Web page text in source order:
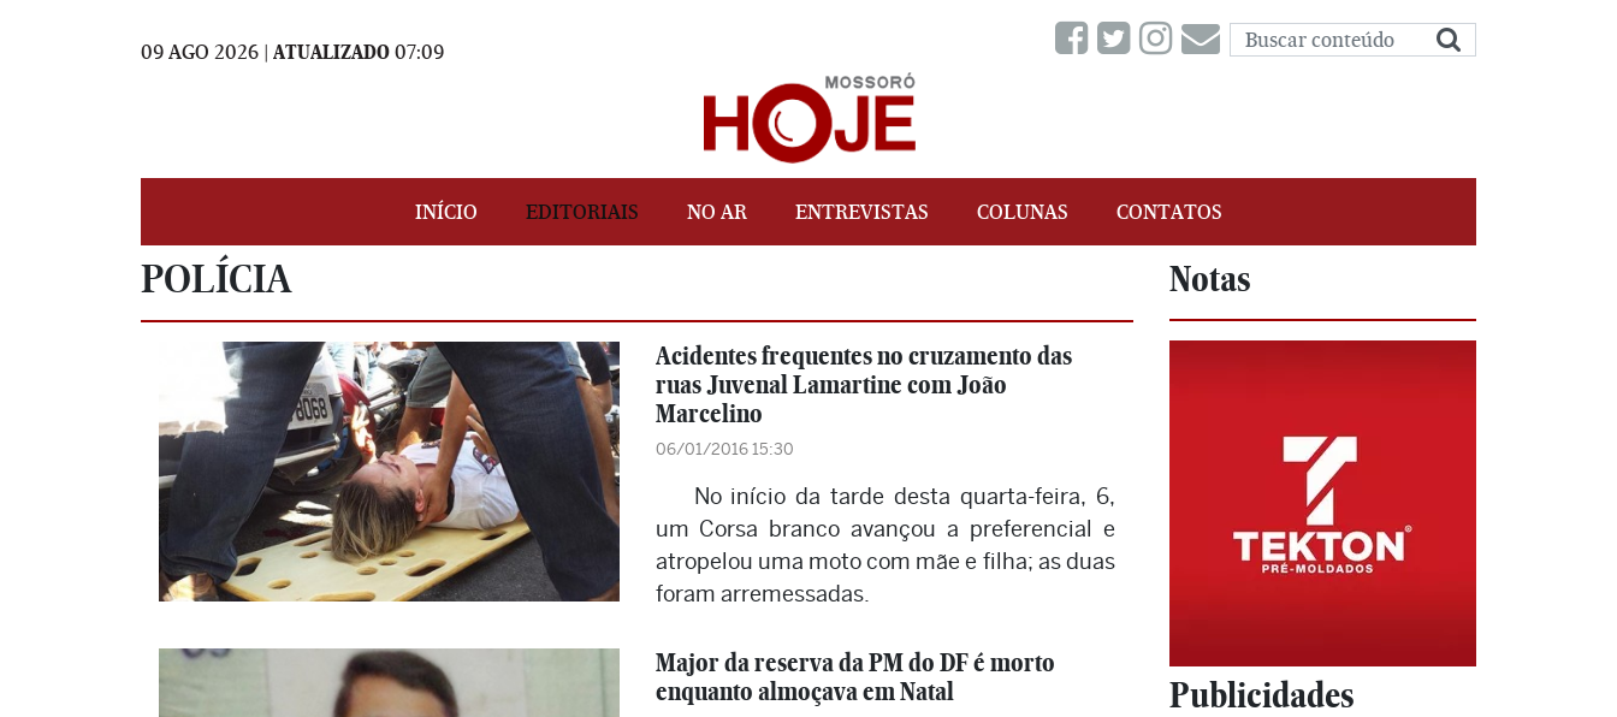
09 AGO 2026 | ATUALIZADO 07:09
INÍCIO EDITORIAIS NO AR ENTREVISTAS COLUNAS CONTATOS
POLÍCIA
Acidentes frequentes no cruzamento das
ruas Juvenal Lamartine com João
Marcelino
06/01/2016 15:30
No início da tarde desta quarta-feira, 6,
um Corsa branco avançou a preferencial e
atropelou uma moto com mãe e filha; as duas
foram arremessadas.
Major da reserva da PM do DF é morto
enquanto almoçava em Natal
Notas
Publicidades